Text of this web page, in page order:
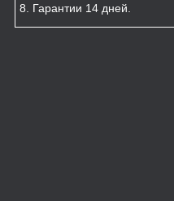
8. Гарантии 14 дней.